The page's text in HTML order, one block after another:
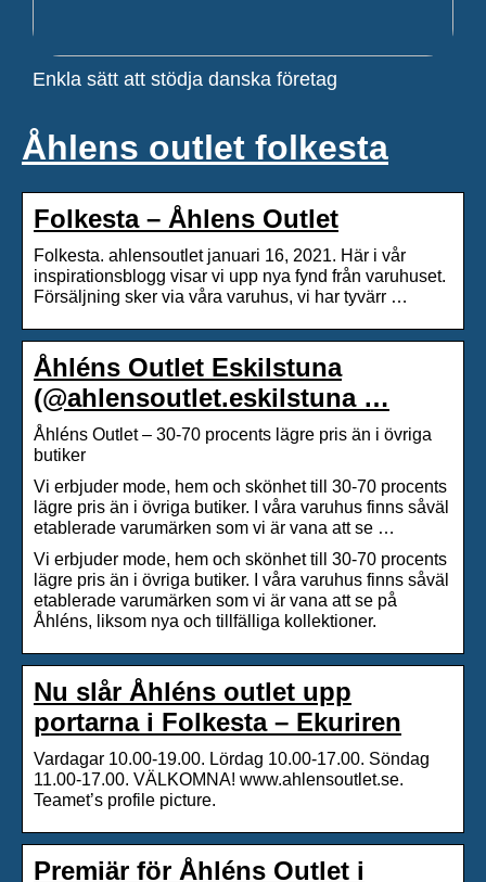
Enkla sätt att stödja danska företag
Åhlens outlet folkesta
Folkesta – Åhlens Outlet
Folkesta. ahlensoutlet januari 16, 2021. Här i vår
inspirationsblogg visar vi upp nya fynd från varuhuset.
Försäljning sker via våra varuhus, vi har tyvärr …
Åhléns Outlet Eskilstuna
(@ahlensoutlet.eskilstuna …
Åhléns Outlet – 30-70 procents lägre pris än i övriga
butiker
Vi erbjuder mode, hem och skönhet till 30-70 procents
lägre pris än i övriga butiker. I våra varuhus finns såväl
etablerade varumärken som vi är vana att se …
Vi erbjuder mode, hem och skönhet till 30-70 procents
lägre pris än i övriga butiker. I våra varuhus finns såväl
etablerade varumärken som vi är vana att se på
Åhléns, liksom nya och tillfälliga kollektioner.
Nu slår Åhléns outlet upp
portarna i Folkesta – Ekuriren
Vardagar 10.00-19.00. Lördag 10.00-17.00. Söndag
11.00-17.00. VÄLKOMNA! www.ahlensoutlet.se.
Teamet’s profile picture.
Premiär för Åhléns Outlet i